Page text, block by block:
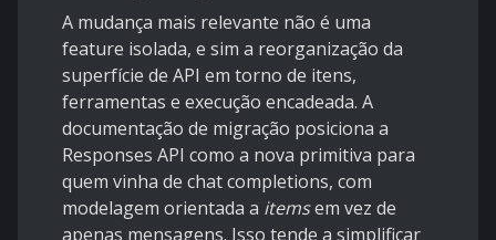
A mudança mais relevante não é uma
feature isolada, e sim a reorganização da
superfície de API em torno de itens,
ferramentas e execução encadeada. A
documentação de migração posiciona a
Responses API como a nova primitiva para
quem vinha de chat completions, com
modelagem orientada a itemsem vez de
apenas mensagens. Isso tende a simplificar